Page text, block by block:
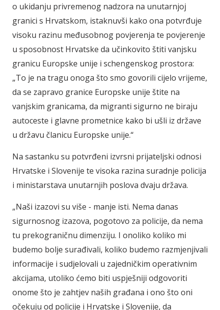
o ukidanju privremenog nadzora na unutarnjoj
granici s Hrvatskom, istaknuvši kako ona potvrđuje
visoku razinu međusobnog povjerenja te povjerenje
u sposobnost Hrvatske da učinkovito štiti vanjsku
granicu Europske unije i schengenskog prostora:
„To je na tragu onoga što smo govorili cijelo vrijeme,
da se zapravo granice Europske unije štite na
vanjskim granicama, da migranti sigurno ne biraju
autoceste i glavne prometnice kako bi ušli iz države
u državu članicu Europske unije.“
Na sastanku su potvrđeni izvrsni prijateljski odnosi
Hrvatske i Slovenije te visoka razina suradnje policija
i ministarstava unutarnjih poslova dvaju država.
„Naši izazovi su više - manje isti. Nema danas
sigurnosnog izazova, pogotovo za policije, da nema
tu prekograničnu dimenziju. I onoliko koliko mi
budemo bolje surađivali, koliko budemo razmjenjivali
informacije i sudjelovali u zajedničkim operativnim
akcijama, utoliko ćemo biti uspješniji odgovoriti
onome što je zahtjev naših građana i ono što oni
očekuju od policije i Hrvatske i Slovenije, da